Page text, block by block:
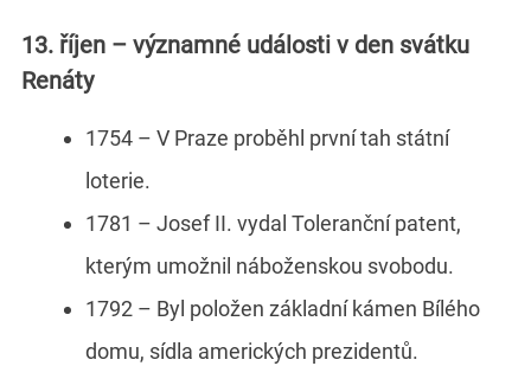
13. říjen – významné události v den svátku
Renáty
1754 – V Praze proběhl první tah státní
loterie.
1781 – Josef II. vydal Toleranční patent,
kterým umožnil náboženskou svobodu.
1792 – Byl položen základní kámen Bílého
domu, sídla amerických prezidentů.